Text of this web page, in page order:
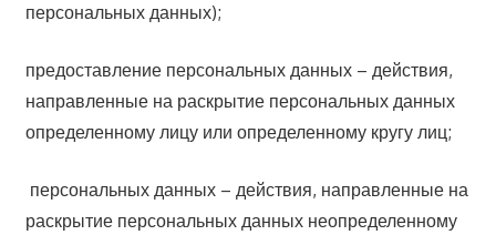
персональных данных);
предоставление персональных данных – действия,
направленные на раскрытие персональных данных
определенному лицу или определенному кругу лиц;
персональных данных – действия, направленные на
раскрытие персональных данных неопределенному